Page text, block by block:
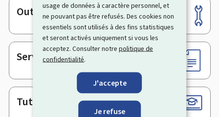
usage de données à caractère personnel, et
ne pouvant pas être refusés. Des cookies non
essentiels sont utilisés à des fins statistiques
et seront activés uniquement si vous les
acceptez. Consulter notrepolitique de
confidentialité.
J'accepte
Je refuse
Pied
de
page
Outils
Services en ligne & Formulaires
Tutoriels